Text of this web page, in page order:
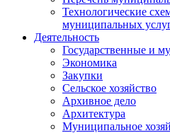
Технологические
муниципальных
Деятельность
Государственные и
Экономика
Закупки
Сельское хозяйство
Архивное дело
Архитектура
Муниципальное